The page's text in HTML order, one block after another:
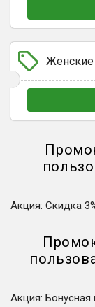
Женские
Акция: Скидка
Акция: Бонусная